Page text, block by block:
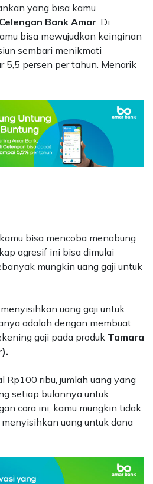
yang bisa kamu
Celengan Bank Amar. Di
bisa mewujudkan keinginan
sembari menikmati
5,5 persen per tahun. Menarik
bisa mencoba menabung
agresif ini bisa dimulai
mungkin uang gaji untuk
uang gaji untuk
adalah dengan membuat
gaji pada produk Tamara
Rp100 ribu, jumlah uang yang
setiap bulannya untuk
cara ini, kamu mungkin tidak
uang untuk dana